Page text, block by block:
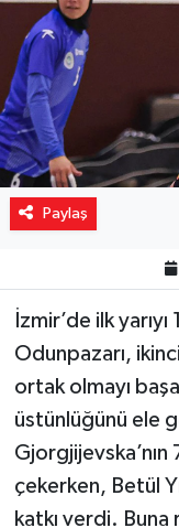
Paylaş
İzmir’de ilk
Odunpazarı,
ortak olmayı
üstünlüğünü ele
çekerken, Betül
katkı verdi.
Resmi ilanlar